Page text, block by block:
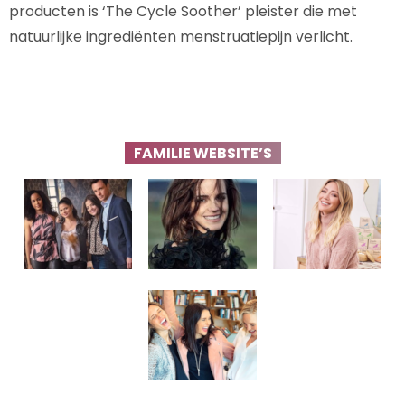
producten is ‘The Cycle Soother’ pleister die met
natuurlijke ingrediënten menstruatiepijn verlicht.
FAMILIE WEBSITE’S